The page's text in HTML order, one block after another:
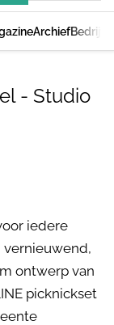
Archief
- Studio
iedere
vernieuwend,
ontwerp van
picknickset